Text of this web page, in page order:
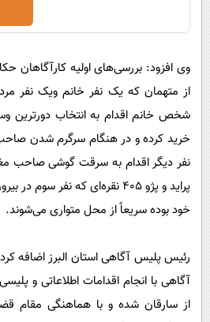
سیاست خارجی
وی افزود: بررسی‌های اولیه کارآگاهان
از متهمان که یک نفر خانم ویک نفر
شخص خانم اقدام به انتخاب دورترین
خرید کرده و در هنگام سرگرم شدن
نفر دیگر اقدام به سرقت گوشی صاحب
پراید و پژو ۴۰۵ نقره‌ای که نفر
خود بوده سریعاً از محل متواری می‌شوند.
رئیس پلیس آگاهی استان البرز اضافه
آگاهی با انجام اقدامات اطلاعاتی و
از سارقان شده و با هماهنگی مقام